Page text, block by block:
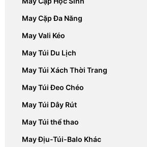
May Cặp Đa Năng
May Vali Kéo
May Túi Du Lịch
May Túi Xách Thời Trang
May Túi Đeo Chéo
May Túi Dây Rút
May Túi thể thao
May Địu-Túi-Balo Khác